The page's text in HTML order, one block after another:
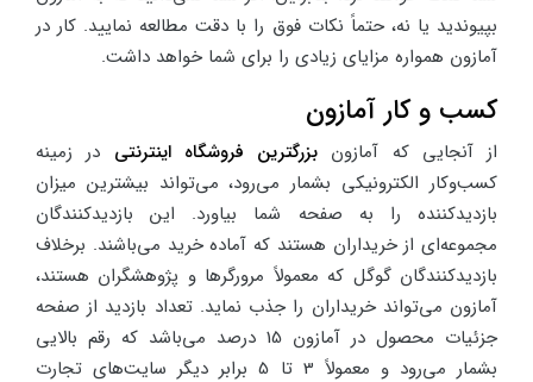
بپیوندید یا نه، حتماً نکات فوق را با دقت مطالعه نمایید. کار در
آمازون همواره مزایای زیادی را برای شما خواهد داشت.
کسب و کار آمازون
از آنجایی که آمازون بزرگترین فروشگاه اینترنتی در زمینه
کسب‌و‌کار الکترونیکی بشمار می‌رود، می‌تواند بیشترین میزان
بازدیدکننده را به صفحه شما بیاورد. این بازدیدکنندگان
مجموعه‌ای از خریداران هستند که آماده خرید می‌باشند. برخلاف
بازدیدکنندگان گوگل که معمولاً مرورگرها و پژوهشگران هستند،
آمازون می‌تواند خریداران را جذب نماید. تعداد بازدید از صفحه
جزئیات محصول در آمازون 15 درصد می‌باشد که رقم بالایی
بشمار می‌رود و معمولاً 3 تا 5 برابر دیگر سایت‌های تجارت